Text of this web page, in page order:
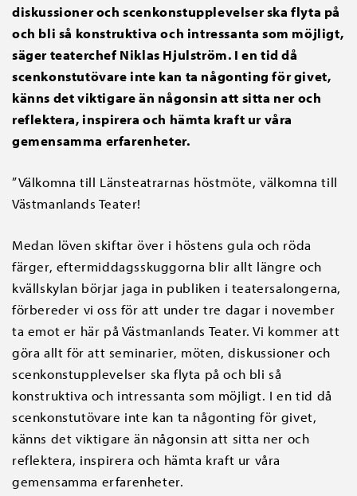
diskussioner och scenkonstupplevelser ska flyta på
och bli så konstruktiva och intressanta som möjligt,
säger teaterchef Niklas Hjulström. I en tid då
scenkonstutövare inte kan ta någonting för givet,
känns det viktigare än någonsin att sitta ner och
reflektera, inspirera och hämta kraft ur våra
gemensamma erfarenheter.
”Välkomna till Länsteatrarnas höstmöte, välkomna till
Västmanlands Teater!
Medan löven skiftar över i höstens gula och röda
färger, eftermiddagsskuggorna blir allt längre och
kvällskylan börjar jaga in publiken i teatersalongerna,
förbereder vi oss för att under tre dagar i november
ta emot er här på Västmanlands Teater. Vi kommer att
göra allt för att seminarier, möten, diskussioner och
scenkonstupplevelser ska flyta på och bli så
konstruktiva och intressanta som möjligt. I en tid då
scenkonstutövare inte kan ta någonting för givet,
känns det viktigare än någonsin att sitta ner och
reflektera, inspirera och hämta kraft ur våra
gemensamma erfarenheter.